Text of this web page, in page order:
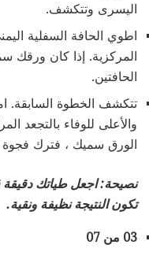
اليسرى وتتكشف.
اطوي الحافة السفلية
المركزية. إذا كان ورقك
الحافتين.
تتكشف الخطوة السابقة.
واﻷﻋﻠﻰ ﻟﻠﻮﻓﺎء ﺑﺎﻟﺘﺠﻌﺪ
اﻟﻮرق ﺳﻤﻴﻚ ، ﻓﺘﺮك
نصيحة: اجعل طياتك
تكون النتيجة نظيفة ونقية.
03 من 07